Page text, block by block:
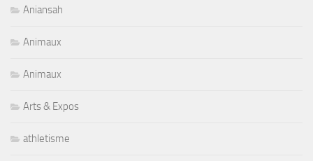
Aniansah
Animaux
Animaux
Arts & Expos
athletisme